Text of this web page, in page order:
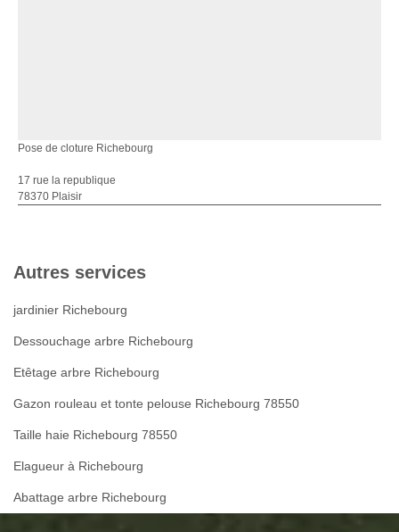
Pose de cloture Richebourg
17 rue la republique
78370 Plaisir
Autres services
jardinier Richebourg
Dessouchage arbre Richebourg
Etêtage arbre Richebourg
Gazon rouleau et tonte pelouse Richebourg 78550
Taille haie Richebourg 78550
Elagueur à Richebourg
Abattage arbre Richebourg